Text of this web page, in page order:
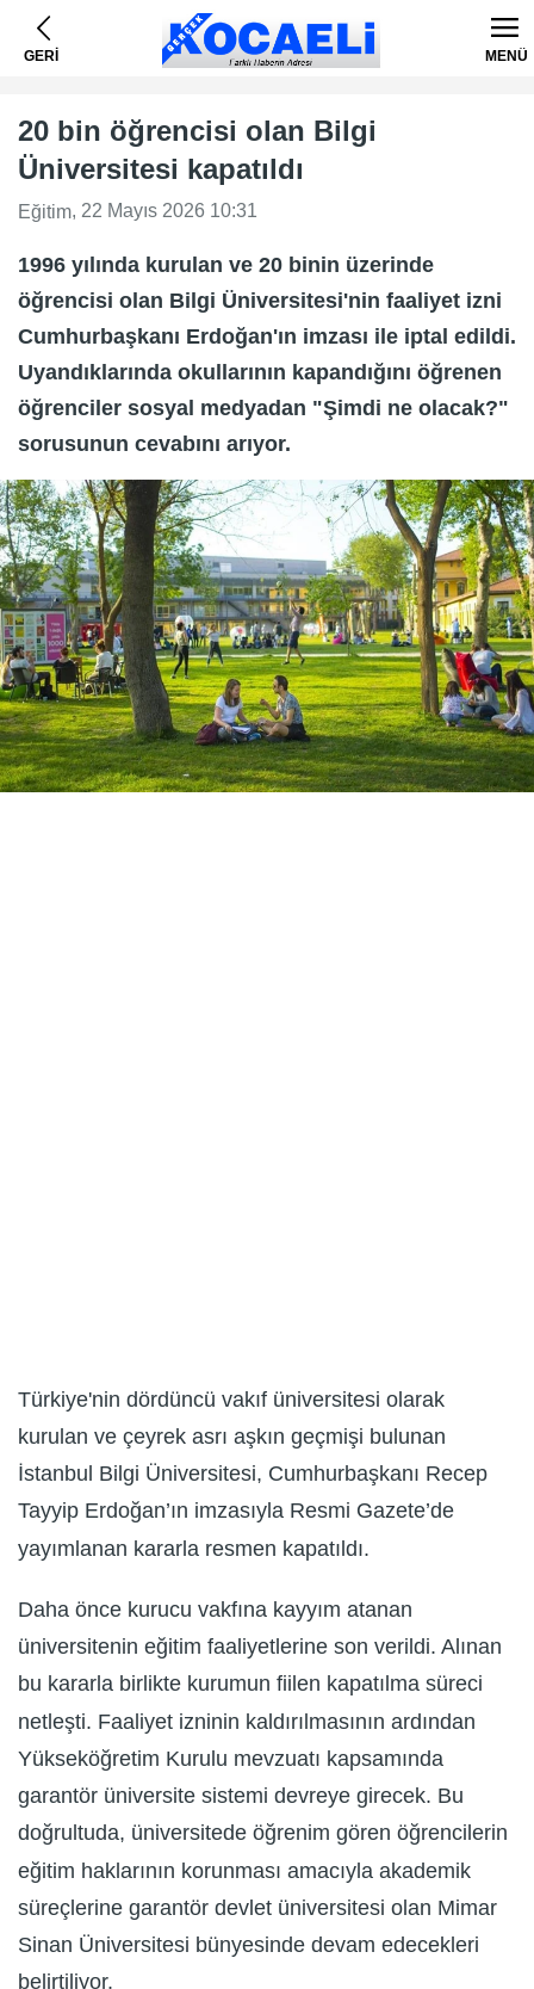
GERİ MENÜ
20 bin öğrencisi olan Bilgi
Üniversitesi kapatıldı
Eğitim, 22 Mayıs 2026 10:31
1996 yılında kurulan ve 20 binin üzerinde
öğrencisi olan Bilgi Üniversitesi'nin faaliyet izni
Cumhurbaşkanı Erdoğan'ın imzası ile iptal edildi.
Uyandıklarında okullarının kapandığını öğrenen
öğrenciler sosyal medyadan "Şimdi ne olacak?"
sorusunun cevabını arıyor.
Türkiye'nin dördüncü vakıf üniversitesi olarak
kurulan ve çeyrek asrı aşkın geçmişi bulunan
İstanbul Bilgi Üniversitesi, Cumhurbaşkanı Recep
Tayyip Erdoğan’ın imzasıyla Resmi Gazete’de
yayımlanan kararla resmen kapatıldı.
Daha önce kurucu vakfına kayyım atanan
üniversitenin eğitim faaliyetlerine son verildi. Alınan
bu kararla birlikte kurumun fiilen kapatılma süreci
netleşti. Faaliyet izninin kaldırılmasının ardından
Yükseköğretim Kurulu mevzuatı kapsamında
garantör üniversite sistemi devreye girecek. Bu
doğrultuda, üniversitede öğrenim gören öğrencilerin
eğitim haklarının korunması amacıyla akademik
süreçlerine garantör devlet üniversitesi olan Mimar
Sinan Üniversitesi bünyesinde devam edecekleri
belirtiliyor.